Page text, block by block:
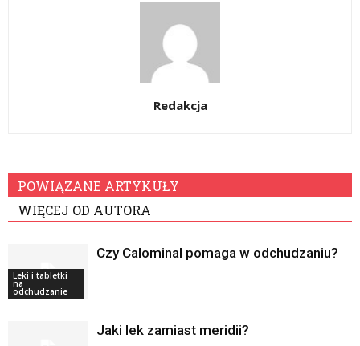
Redakcja
POWIĄZANE ARTYKUŁY
WIĘCEJ OD AUTORA
Leki i tabletki
na
odchudzanie
Czy Calominal pomaga w odchudzaniu?
Jaki lek zamiast meridii?